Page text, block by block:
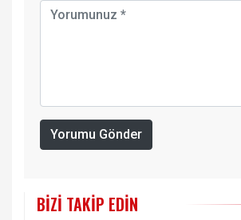
Yorumu Gönder
BIZI TAKIP EDIN